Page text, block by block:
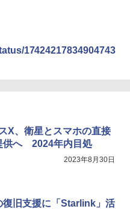
17424217834904743
X、衛星とスマホの直接
供へ 2024年内目処
2023年8月30日
復旧支援に「Starlink」活